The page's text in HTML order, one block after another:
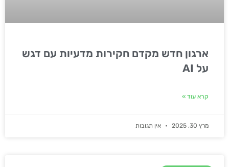
ארגון חדש מקדם חקירות מדעיות עם דגש
על AI
קרא עוד »
מרץ 30, 2025 אין תגובות